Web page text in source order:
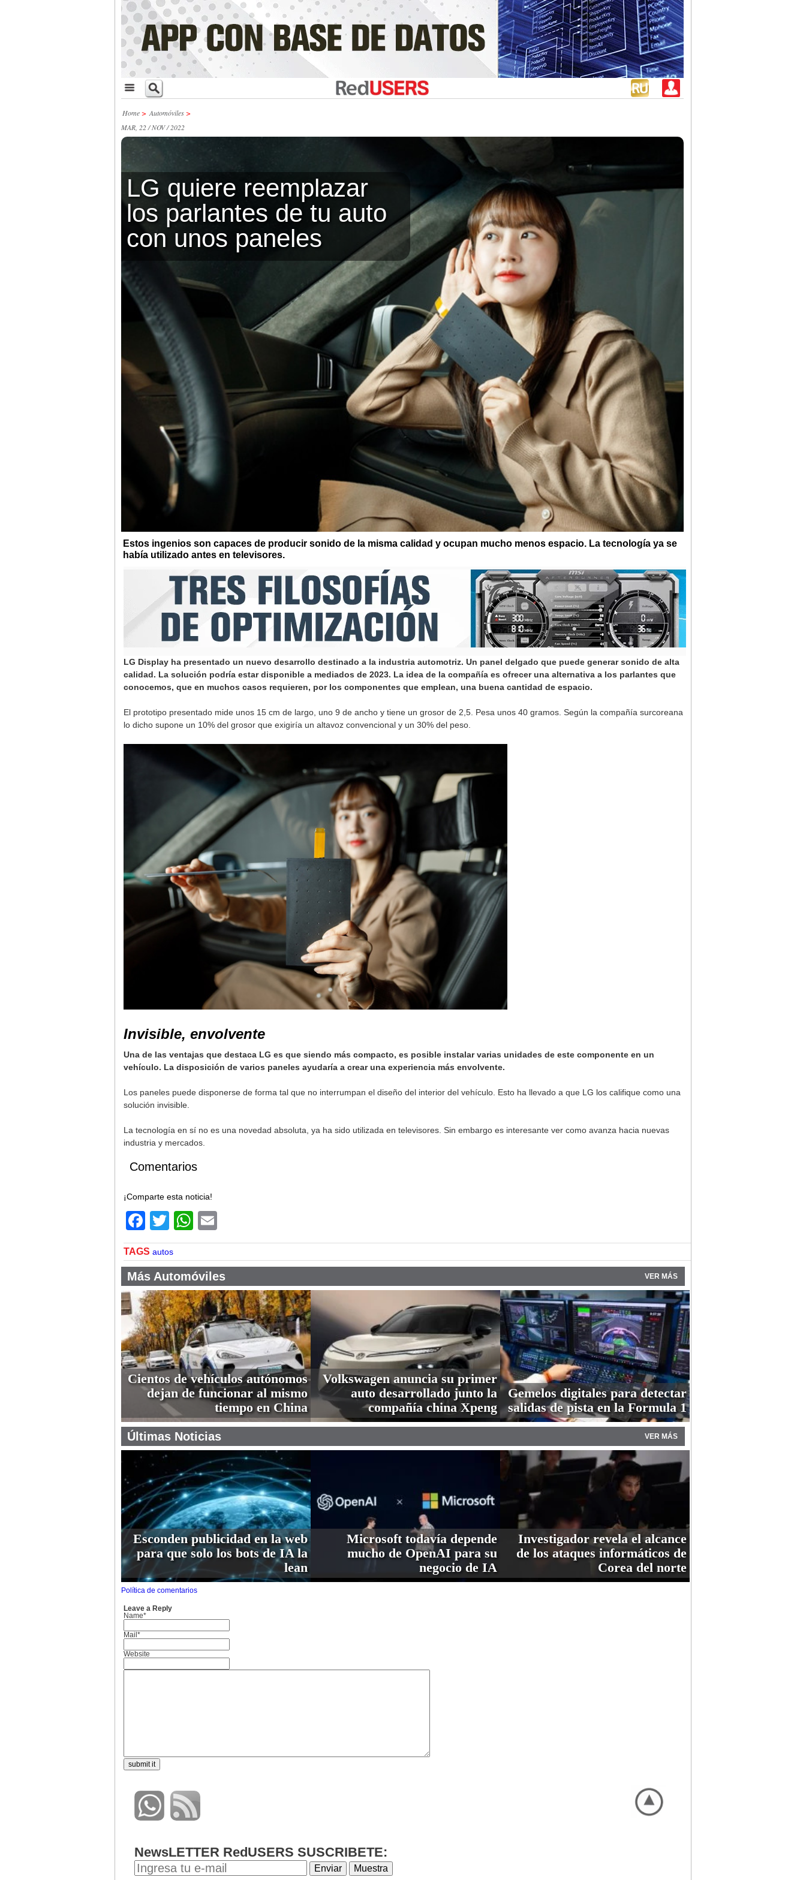
Home> Automóviles>
MAR, 22 / NOV / 2022
LG quiere reemplazar
los parlantes de tu auto
con unos paneles
Estos ingenios son capaces de producir sonido de la misma calidad y ocupan mucho menos espacio. La tecnología ya se
había utilizado antes en televisores.
LG Display ha presentado un nuevo desarrollo destinado a la industria automotriz. Un panel delgado que puede generar sonido de alta
calidad. La solución podría estar disponible a mediados de 2023. La idea de la compañía es ofrecer una alternativa a los parlantes que
conocemos, que en muchos casos requieren, por los componentes que emplean, una buena cantidad de espacio.
El prototipo presentado mide unos 15 cm de largo, uno 9 de ancho y tiene un grosor de 2,5. Pesa unos 40 gramos. Según la compañía surcoreana
lo dicho supone un 10% del grosor que exigiría un altavoz convencional y un 30% del peso.
Invisible, envolvente
Una de las ventajas que destaca LG es que siendo más compacto, es posible instalar varias unidades de este componente en un
vehículo. La disposición de varios paneles ayudaría a crear una experiencia más envolvente.
Los paneles puede disponerse de forma tal que no interrumpan el diseño del interior del vehículo. Esto ha llevado a que LG los califique como una
solución invisible.
La tecnología en sí no es una novedad absoluta, ya ha sido utilizada en televisores. Sin embargo es interesante ver como avanza hacia nuevas
industria y mercados.
Comentarios
¡Comparte esta noticia!
Facebook
TwitterWhatsApp
TAGS autos
Más Automóviles VER MÁS
Cientos de vehículos autónomos
dejan de funcionar al mismo
tiempo en China
Volkswagen anuncia su primer
auto desarrollado junto la
compañía china Xpeng
Gemelos digitales para detectar
salidas de pista en la Formula 1
Últimas Noticias VER MÁS
Esconden publicidad en la web
para que solo los bots de IA la
lean
Microsoft todavía depende
mucho de OpenAI para su
negocio de IA
Investigador revela el alcance
de los ataques informáticos de
Corea del norte
Política de comentarios
Leave a Reply
Name*
Mail*
Website
NewsLETTER RedUSERS SUSCRIBETE: